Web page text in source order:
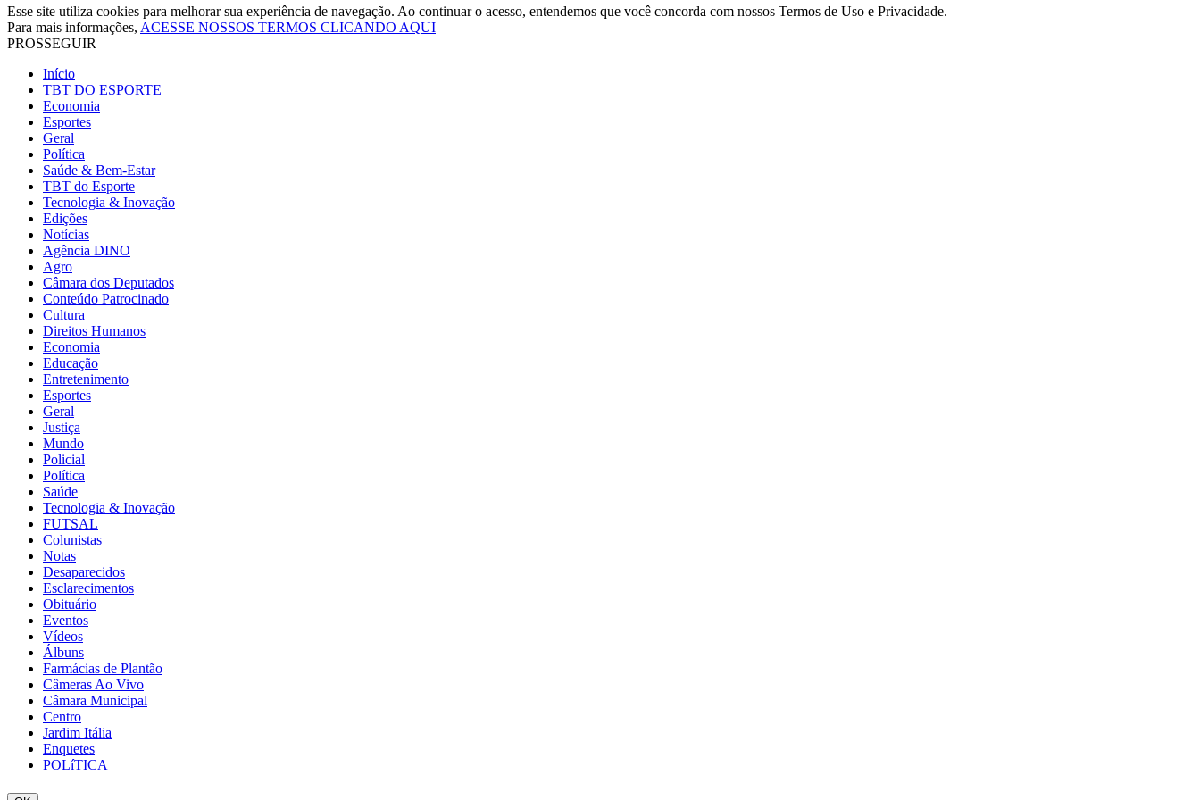
Esse site utiliza cookies para melhorar sua experiência de navegação. Ao continuar o acesso, entendemos que você concorda com nossos Termos de Uso e Privacidade.
Para mais informações, ACESSE NOSSOS TERMOS CLICANDO AQUI
PROSSEGUIR
Início
TBT DO ESPORTE
Economia
Esportes
Geral
Política
Saúde & Bem-Estar
TBT do Esporte
Tecnologia & Inovação
Edições
Notícias
Agência DINO
Agro
Câmara dos Deputados
Conteúdo Patrocinado
Cultura
Direitos Humanos
Economia
Educação
Entretenimento
Esportes
Geral
Justiça
Mundo
Policial
Política
Saúde
Tecnologia & Inovação
FUTSAL
Colunistas
Notas
Desaparecidos
Esclarecimentos
Obituário
Eventos
Vídeos
Álbuns
Farmácias de Plantão
Câmeras Ao Vivo
Câmara Municipal
Centro
Jardim Itália
Enquetes
POLíTICA